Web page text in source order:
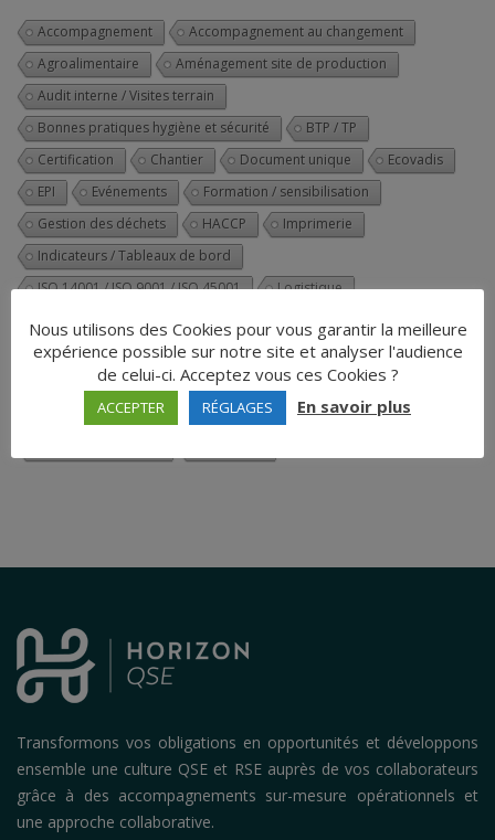
Accompagnement
Accompagnement au changement
Agroalimentaire
Aménagement site de production
Audit interne / Visites terrain
Bonnes pratiques hygiène et sécurité
BTP / TP
Certification
Chantier Document unique
Ecovadis
EPI
Evénements
Formation / sensibilisation
Gestion des déchets
HACCP
Imprimerie
Indicateurs / Tableaux de bord
ISO 14001 / ISO 9001 / ISO 45001
Logistique
Moins de 50 salariés
Plus de 100 salariés
PPSPS
Prévention des risques
QSE Revue de Direction
RSE
Référent Sécurité / IPRP
Salons
Service Sécurité
Système de management QSE
Sécurité
Transformons vos obligations en opportunités et développons
ensemble une culture QSE et RSE auprès de vos collaborateurs
grâce à des accompagnements sur-mesure opérationnels et
une approche collaborative.
Nous utilisons des Cookies pour vous garantir la meilleure
expérience possible sur notre site et analyser l'audience
de celui-ci. Acceptez vous ces Cookies ?
ACCEPTER RÉGLAGES En savoir plus